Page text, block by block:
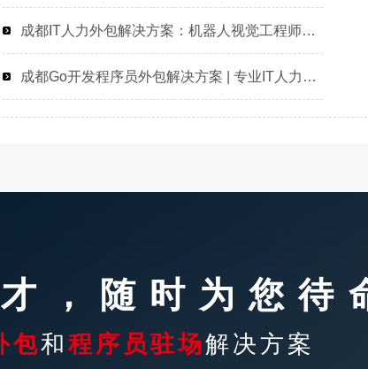
成都IT人力外包解决方案：机器人视觉工程师程序员驻场开发快速响应
成都Go开发程序员外包解决方案 | 专业IT人力外包服务
，随时为您待
包和 程序员驻场解决方案